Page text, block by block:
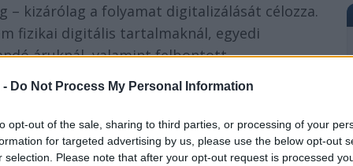
- Do Not Process My Personal Information
opt-out of the sale, sharing to third parties, or processing of your
for targeted advertising by us, please use the below opt-out
selection. Please note that after your opt-out request is processed
kizárólag a folyamat digitalizálását célozza.
fizikai digitális tartalmaknál, egyedi
áruknál, valamint felbontott